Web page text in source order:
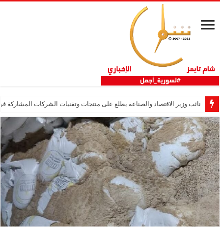
نائب وزير الاقتصاد والصناعة يطلع على منتجات وتقنيات الشركات المشاركة في